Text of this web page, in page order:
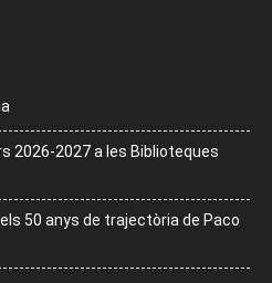
2026-2027 a les Biblioteques
50 anys de trajectòria de Paco